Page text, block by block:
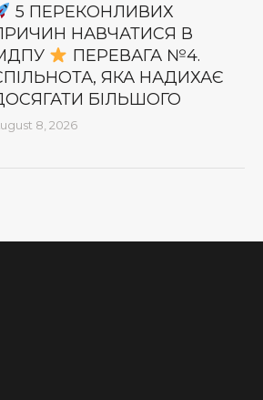
5 ПЕРЕКОНЛИВИХ
НАВЧАТИСЯ В
ПЕРЕВАГА №4.
ЯКА НАДИХАЄ
БІЛЬШОГО
8, 2026